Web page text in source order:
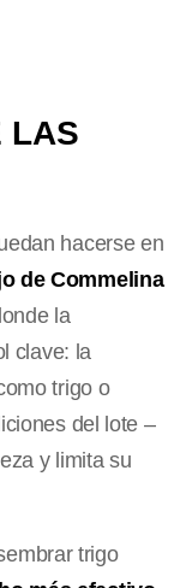
LAS
hacerse en
de Commelina
la
clave: la
trigo o
del lote –
y limita su
trigo